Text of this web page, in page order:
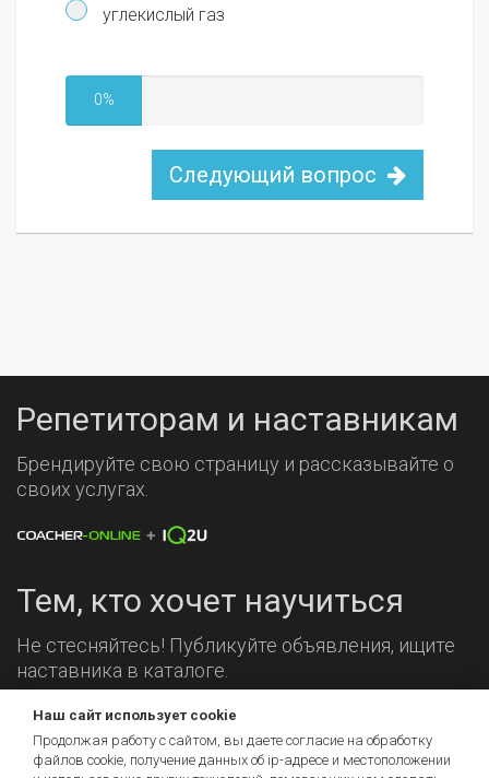
углекислый газ
0%
Следующий вопрос
Репетиторам и наставникам
Брендируйте свою страницу и рассказывайте о
своих услугах.
Тем, кто хочет научиться
Не стесняйтесь! Публикуйте объявления, ищите
наставника в каталоге.
Мы на связи!
Наш сайт использует cookie
Продолжая работу с сайтом, вы даете согласие на обработку
файлов cookie, получение данных об ip-адресе и местоположении